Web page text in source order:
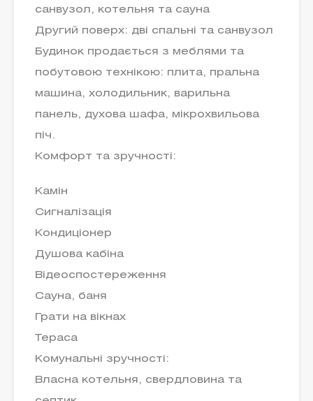
санвузол, котельня та сауна
Другий поверх: дві спальні та санвузол
Будинок продається з меблями та
побутовою технікою: плита, пральна
машина, холодильник, варильна
панель, духова шафа, мікрохвильова
піч.
Комфорт та зручності:
Камін
Сигналізація
Кондиціонер
Душова кабіна
Відеоспостереження
Сауна, баня
Грати на вікнах
Тераса
Комунальні зручності:
Власна котельня, свердловина та